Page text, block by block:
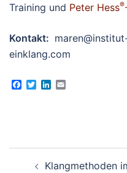
Training und Peter Hess®
Kontakt:
einklang.com
Facebook
TwitterLinkedIn
Klangmethoden